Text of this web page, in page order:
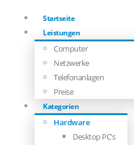
Startseite
Leistungen
Computer
Netzwerke
Telefonanlagen
Preise
Kategorien
Hardware
Desktop PC’s